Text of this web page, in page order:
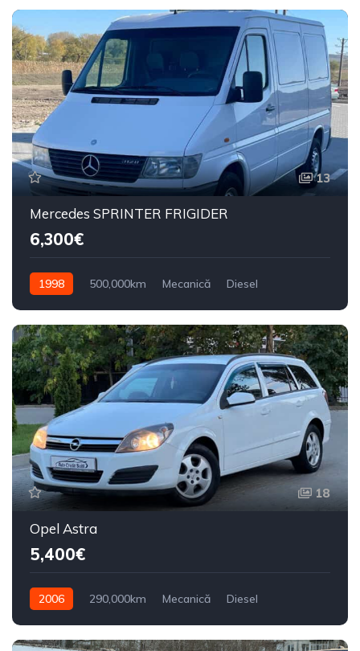
13
Mercedes SPRINTER FRIGIDER
6,300€
1998 500,000km Mecanică
Diesel
18
Opel Astra
5,400€
2006 290,000km Mecanică
Diesel